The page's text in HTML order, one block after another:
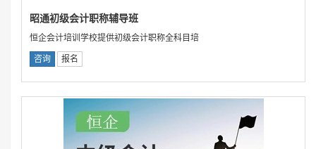
昭通初级会计职称辅导班
恒企会计培训学校提供初级会计职称全科目培
咨询 报名